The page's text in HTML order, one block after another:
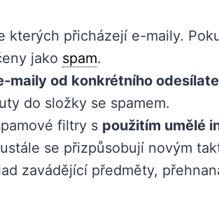
kterých přicházejí e-maily.
jako spam.
maily od konkrétního
do složky se spamem.
filtry s použitím umělé
se přizpůsobují novým
zavádějící předměty,